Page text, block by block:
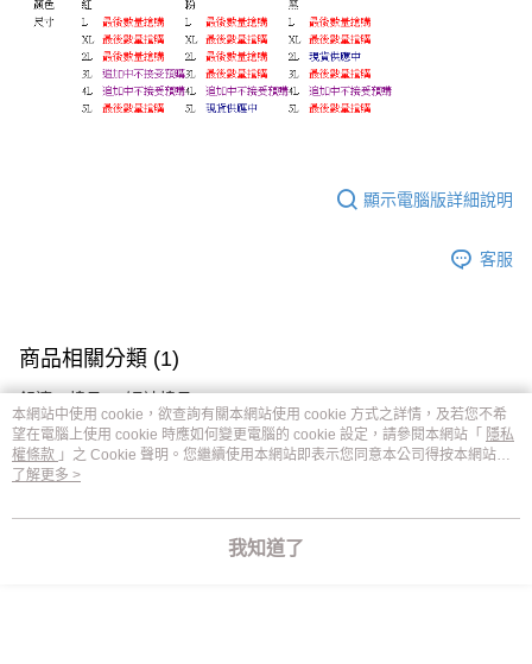
顯示電腦版詳細說明
客服
商品相關分類 (1)
舒適．棉Ｔ 短袖棉Ｔ
喜歡這個商品嗎？購買後給他一個好評吧
本網站中使用 cookie，欲查詢有關本網站使用 cookie 方式之詳情，及若您不希
望在電腦上使用 cookie 時應如何變更電腦的 cookie 設定，請參閱本網站「 隱私
權條款 」之 Cookie 聲明。您繼續使用本網站即表示您同意本公司得按本網站使
用條款之 Cookie 聲明使用 cookie。
了解更多 >
我知道了